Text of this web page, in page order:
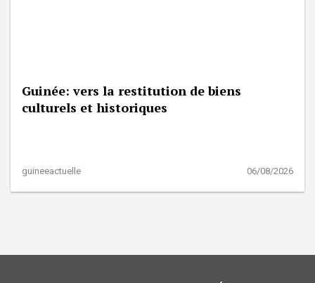
Guinée: vers la restitution de biens
culturels et historiques
guineeactuelle 06/08/2026